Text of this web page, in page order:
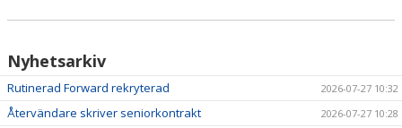
Nyhetsarkiv
Rutinerad Forward rekryterad 2026-07-27 10:32
Återvändare skriver seniorkontrakt 2026-07-27 10:28